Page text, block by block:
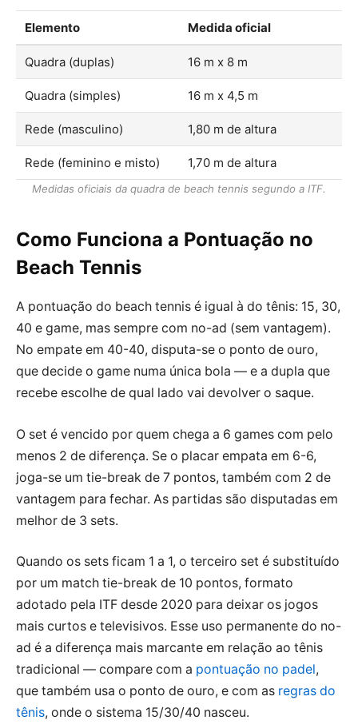
Elemento Medida oficial
Quadra (duplas) 16 m x 8 m
Quadra (simples) 16 m x 4,5 m
Rede (masculino) 1,80 m de altura
Rede (feminino e misto) 1,70 m de altura
Medidas oficiais da quadra de beach tennis segundo a ITF.
Como Funciona a Pontuação no
Beach Tennis
A pontuação do beach tennis é igual à do tênis: 15, 30,
40 e game, mas sempre com no-ad (sem vantagem).
No empate em 40-40, disputa-se o ponto de ouro,
que decide o game numa única bola — e a dupla que
recebe escolhe de qual lado vai devolver o saque.
O set é vencido por quem chega a 6 games com pelo
menos 2 de diferença. Se o placar empata em 6-6,
joga-se um tie-break de 7 pontos, também com 2 de
vantagem para fechar. As partidas são disputadas em
melhor de 3 sets.
Quando os sets ficam 1 a 1, o terceiro set é substituído
por um match tie-break de 10 pontos, formato
adotado pela ITF desde 2020 para deixar os jogos
mais curtos e televisivos. Esse uso permanente do no-
ad é a diferença mais marcante em relação ao tênis
tradicional — compare com a pontuação no padel,
que também usa o ponto de ouro, e com as regras do
tênis, onde o sistema 15/30/40 nasceu.